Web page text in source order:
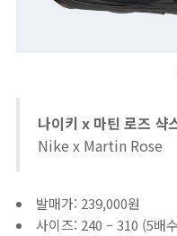
나이키 x 마틴 로즈 샥
Nike x Martin Rose
발매가: 239,000원
사이즈: 240 – 310 (5배